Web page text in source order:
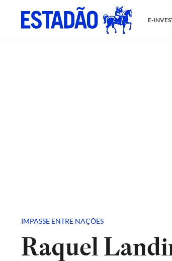
E-
IMPASSE ENTRE NAÇÕES
Raquel